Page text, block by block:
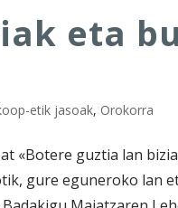
eta
etik jasoak, Orokorra
«Botere guztia lan
gure eguneroko lan